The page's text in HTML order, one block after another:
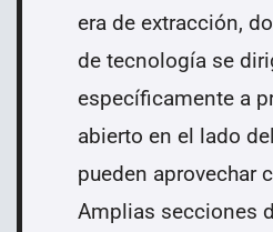
era de extracción,
de tecnología se
específicamente a
abierto en el lado
pueden aprovechar
Amplias secciones